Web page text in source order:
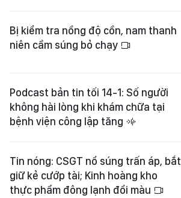
Bị kiểm tra nồng độ cồn, nam thanh
niên cầm súng bỏ chạy
Podcast bản tin tối 14-1: Số người
không hài lòng khi khám chữa tại
bệnh viện công lập tăng
Tin nóng: CSGT nổ súng trấn áp, bắt
giữ kẻ cướp tài; Kinh hoàng kho
thực phẩm đông lạnh đổi màu